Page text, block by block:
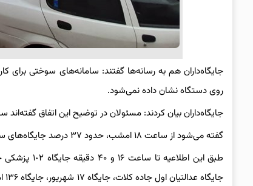
جایگاه‌داران هم به رسانه‌ها گفتند: سامانه‌های سوختی
روی دستگاه نشان داده نمی‌شود.
جایگاه‌داران بیان کردند: مسئولان در توضیح این اتفاق
گفته می‌شود از ساعت ۱۸ امشب، حدود ۳۷ درصد جایگاه‌های سوخت در خراسان رضوی فعال شده‌اند.
طبق این